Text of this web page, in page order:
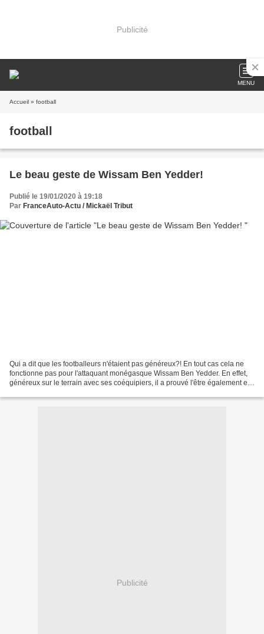
Publicité
MENU
Accueil » football
football
Le beau geste de Wissam Ben Yedder!
Publié le 19/01/2020 à 19:18
Par FranceAuto-Actu / Mickaël Tribut
Qui a dit que les footballeurs n'étaient pas généreux?! En tout cas cela ne
fonctionne pas pour l'attaquant monégasque Wissam Ben Yedder. En effet,
généreux sur le terrain avec ses coéquipiers, il a prouvé l'être également en
Publicité